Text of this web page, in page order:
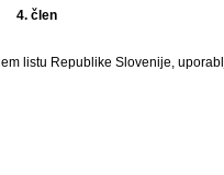
4. člen
listu Republike Slovenije,